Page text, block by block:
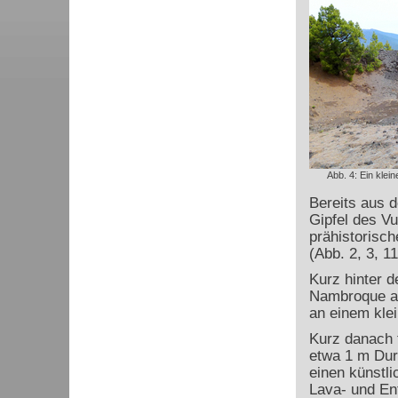
Abb. 4: Ein
Bereits aus
Gipfel des
(Abb. 2, 3,
Kurz hinter
Nambroque
an einem
Kurz
etwa 1 m
einen
Lava- und